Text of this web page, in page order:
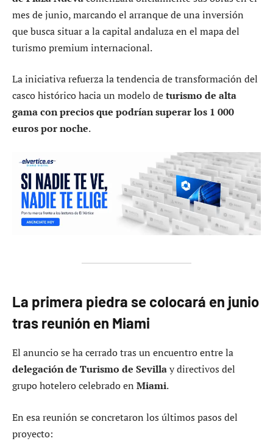
mes de junio, marcando el arranque de una inversión
que busca situar a la capital andaluza en el mapa del
turismo premium internacional.
La iniciativa refuerza la tendencia de transformación del
casco histórico hacia un modelo deturismo de alta
gama con precios que podrían superar los 1 000
euros por noche.
La primera piedra se colocará en junio
tras reunión en Miami
El anuncio se ha cerrado tras un encuentro entre la
delegación de Turismo de Sevillay directivos del
grupo hotelero celebrado en Miami.
En esa reunión se concretaron los últimos pasos del
proyecto: